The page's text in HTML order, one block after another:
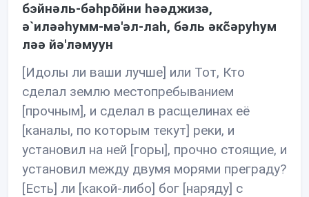
бэйнəль-бəhрōйни həəджизə,
ə`илəəhумм-мə'əл-лаh, бəль əкc̃əруhум
лəə йə'лəмуун
[Идолы ли ваши лучше] или Тот, Кто
сделал землю местопребыванием
[прочным], и сделал в расщелинах её
[каналы, по которым текут] реки, и
установил на ней [горы], прочно стоящие, и
установил между двумя морями преграду?
[Есть] ли [какой-либо] бог [наряду] с